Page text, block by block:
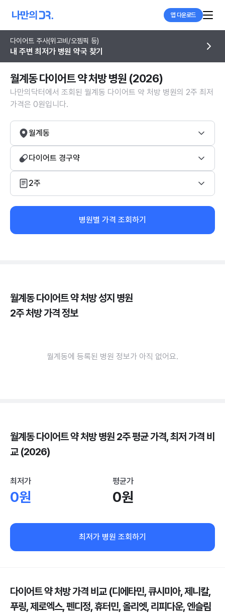
앱 다운로드
다이어트 주사(위고비/오젬픽 등)
내 주변 최저가 병원 약국 찾기
월계동 다이어트 약 처방 병원 (2026)
나만의닥터에서 조회된 월계동 다이어트 약 처방 병원의 2주 최저
가격은 0원입니다.
월계동
다이어트 경구약
2주
병원별 가격 조회하기
월계동 다이어트 약 처방 성지 병원
2주 처방 가격 정보
월계동에 등록된 병원 정보가 아직 없어요.
월계동 다이어트 약 처방 병원 2주 평균 가격, 최저 가격 비
교 (2026)
최저가
0원
평균가
0원
최저가 병원 조회하기
다이어트 약 처방 가격 비교 (디에타민, 큐시미아, 제니칼,
푸링, 제로엑스, 펜디정, 휴터민, 올리엣, 리피다운, 엔슬림